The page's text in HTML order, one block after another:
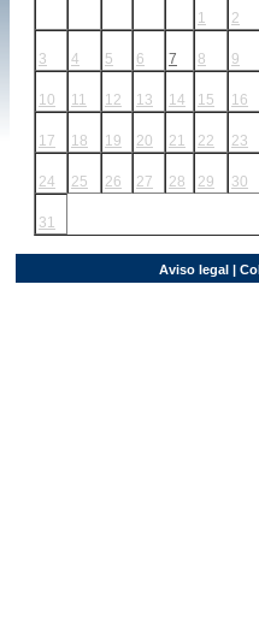
1 2
3 4 5 6 7 8 9
10 11 12 13 14 15 16
17 18 19 20 21 22 23
24 25 26 27 28 29 30
31
Aviso legal|